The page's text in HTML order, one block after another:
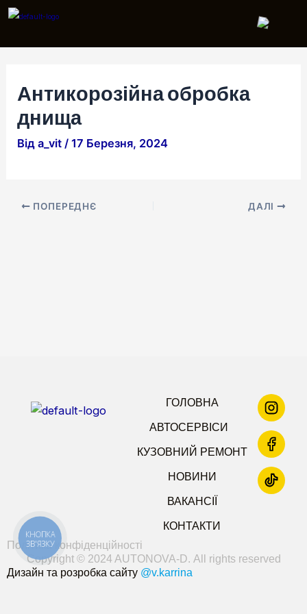
Перейти
вмісту
Антикорозійна обробка
днища
Відa_vit/17 Березня, 2024
Навігація
запису
ПОПЕРЕДНЄ ДАЛІ
ГОЛОВНА
АВТОСЕРВІСИ
КУЗОВНИЙ РЕМОНТ
НОВИНИ
ВАКАНСІЇ
КОНТАКТИ
Copyright © 2024 AUTONOVA-D. All rights reserved
Політика конфіденційності
Дизайн та розробка сайту @v.karrina
КНОПКА
ЗВ'ЯЗКУ